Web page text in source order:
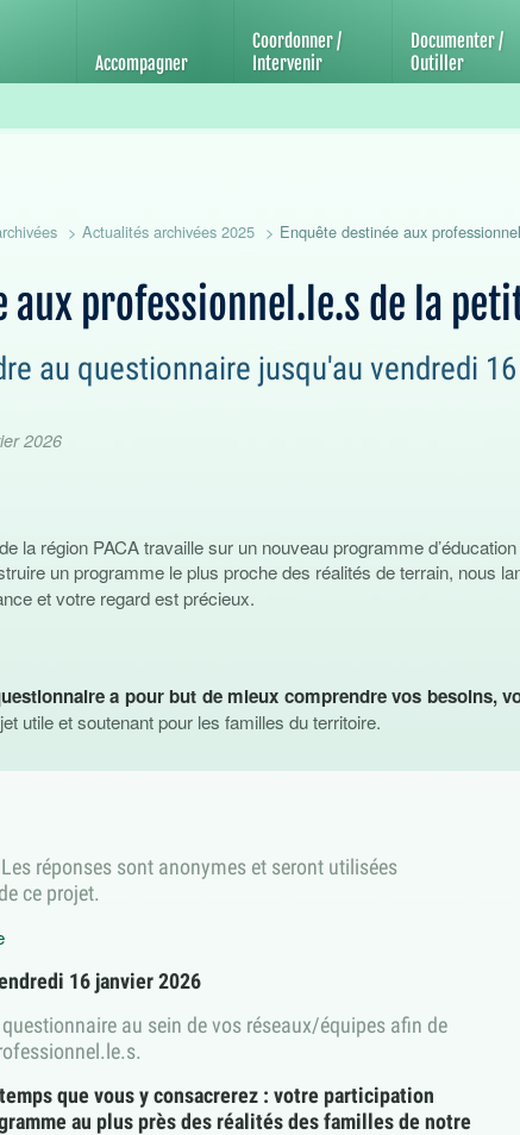
Accompagner
Coordonner /
Intervenir
Documenter /
Outiller
Actualités archivées 2025 Enquête destinée aux
aux professionnel.le.s de la
au questionnaire jusqu'au vendredi
2026
la région PACA travaille sur un nouveau programme
un programme le plus proche des réalités de terrain, nous
et votre regard est précieux.
a pour but de mieux comprendre vos besoins,
utile et soutenant pour les familles du territoire.
réponses sont anonymes et seront utilisées
ce projet.
16 janvier 2026
au sein de vos réseaux/équipes afin de
que vous y consacrerez : votre participation
au plus près des réalités des familles de notre